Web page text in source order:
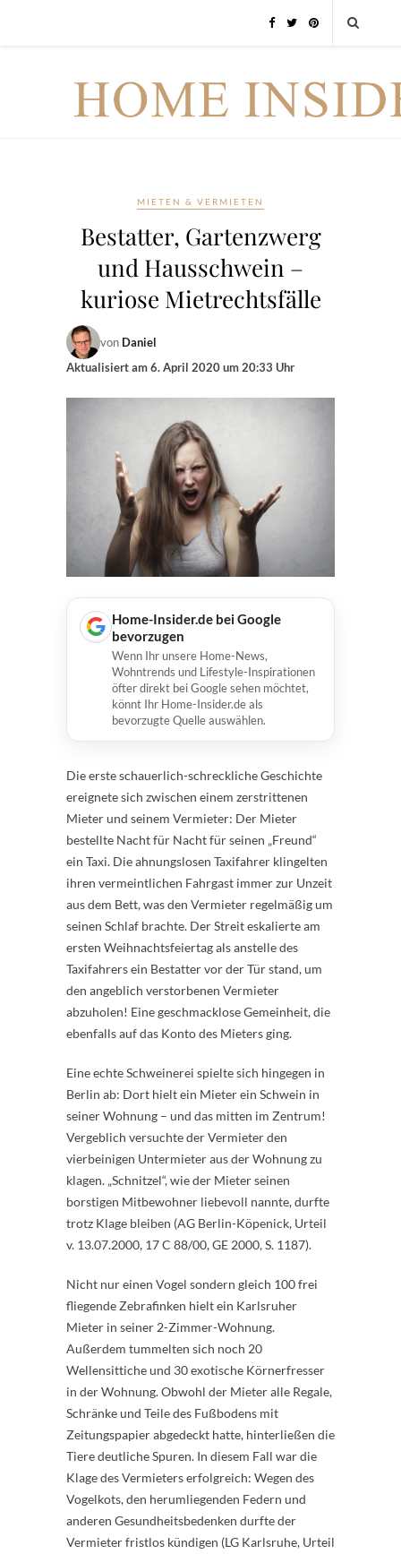
MIETEN & VERMIETEN
Bestatter, Gartenzwerg
und Hausschwein –
kuriose Mietrechtsfälle
von Daniel
Aktualisiert am6. April 2020 um 20:33 Uhr
Home-Insider.de bei Google
bevorzugen
Wenn Ihr unsere Home-News,
Wohntrends und Lifestyle-Inspirationen
öfter direkt bei Google sehen möchtet,
könnt Ihr Home-Insider.de als
bevorzugte Quelle auswählen.
Die erste schauerlich-schreckliche Geschichte
ereignete sich zwischen einem zerstrittenen
Mieter und seinem Vermieter: Der Mieter
bestellte Nacht für Nacht für seinen „Freund“
ein Taxi. Die ahnungslosen Taxifahrer klingelten
ihren vermeintlichen Fahrgast immer zur Unzeit
aus dem Bett, was den Vermieter regelmäßig um
seinen Schlaf brachte. Der Streit eskalierte am
ersten Weihnachtsfeiertag als anstelle des
Taxifahrers ein Bestatter vor der Tür stand, um
den angeblich verstorbenen Vermieter
abzuholen! Eine geschmacklose Gemeinheit, die
ebenfalls auf das Konto des Mieters ging.
Eine echte Schweinerei spielte sich hingegen in
Berlin ab: Dort hielt ein Mieter ein Schwein in
seiner Wohnung – und das mitten im Zentrum!
Vergeblich versuchte der Vermieter den
vierbeinigen Untermieter aus der Wohnung zu
klagen. „Schnitzel“, wie der Mieter seinen
borstigen Mitbewohner liebevoll nannte, durfte
trotz Klage bleiben (AG Berlin-Köpenick, Urteil
v. 13.07.2000, 17 C 88/00, GE 2000, S. 1187).
Nicht nur einen Vogel sondern gleich 100 frei
fliegende Zebrafinken hielt ein Karlsruher
Mieter in seiner 2-Zimmer-Wohnung.
Außerdem tummelten sich noch 20
Wellensittiche und 30 exotische Körnerfresser
in der Wohnung. Obwohl der Mieter alle Regale,
Schränke und Teile des Fußbodens mit
Zeitungspapier abgedeckt hatte, hinterließen die
Tiere deutliche Spuren. In diesem Fall war die
Klage des Vermieters erfolgreich: Wegen des
Vogelkots, den herumliegenden Federn und
anderen Gesundheitsbedenken durfte der
Vermieter fristlos kündigen (LG Karlsruhe, Urteil